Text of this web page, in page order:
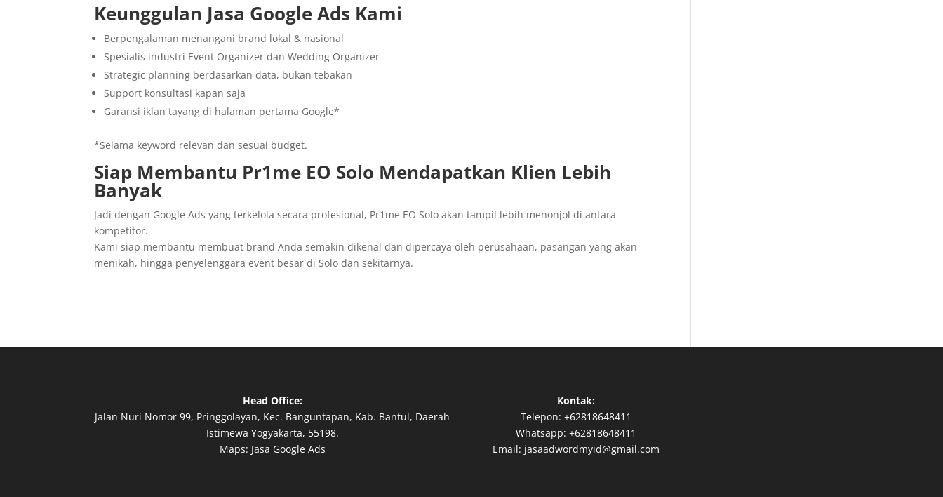
Keunggulan Jasa Google Ads Kami
Berpengalaman menangani brand lokal & nasional
Spesialis industri Event Organizer dan Wedding Organizer
Strategic planning berdasarkan data, bukan tebakan
Support konsultasi kapan saja
Garansi iklan tayang di halaman pertama Google*
*Selama keyword relevan dan sesuai budget.
Siap Membantu Pr1me EO Solo Mendapatkan Klien Lebih
Banyak
Jadi dengan Google Ads yang terkelola secara profesional, Pr1me EO Solo akan tampil lebih menonjol di antara
kompetitor.
Kami siap membantu membuat brand Anda semakin dikenal dan dipercaya oleh perusahaan, pasangan yang akan
menikah, hingga penyelenggara event besar di Solo dan sekitarnya.
Head Office:
Jalan Nuri Nomor 99, Pringgolayan, Kec. Banguntapan, Kab. Bantul, Daerah
Istimewa Yogyakarta, 55198.
Maps: Jasa Google Ads
Kontak:
Telepon: +62818648411
Whatsapp: +62818648411
Email: jasaadwordmyid@gmail.com